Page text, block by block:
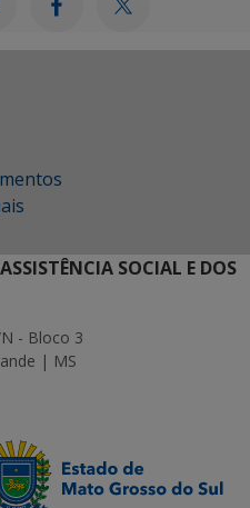
SOCIAL E DOS
- Bloco 3
| MS